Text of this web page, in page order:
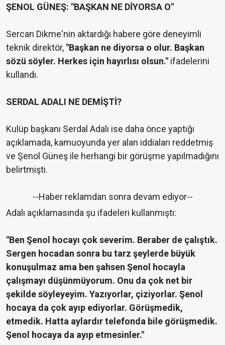
ŞENOL GÜNEŞ: "BAŞKAN NE DİYORSA O"
Sercan Dikme'nin aktardığı habere göre deneyimli
teknik direktör, "Başkan ne diyorsa o olur. Başkan
sözü söyler. Herkes için hayırlısı olsun." ifadelerini
kullandı.
SERDAL ADALI NE DEMİŞTİ?
Kulüp başkanı Serdal Adalı ise daha önce yaptığı
açıklamada, kamuoyunda yer alan iddiaları reddetmiş
ve Şenol Güneş ile herhangi bir görüşme yapılmadığını
belirtmişti.
--Haber reklamdan sonra devam ediyor--
Adalı açıklamasında şu ifadeleri kullanmıştı:
"Ben Şenol hocayı çok severim. Beraber de çalıştık.
Sergen hocadan sonra bu tarz şeylerde büyük
konuşulmaz ama ben şahsen Şenol hocayla
çalışmayı düşünmüyorum. Onu da çok net bir
şekilde söyleyeyim. Yazıyorlar, çiziyorlar. Şenol
hocaya da çok ayıp ediyorlar. Görüşmedik,
etmedik. Hatta aylardır telefonda bile görüşmedik.
Şenol hocaya da ayıp etmesinler."